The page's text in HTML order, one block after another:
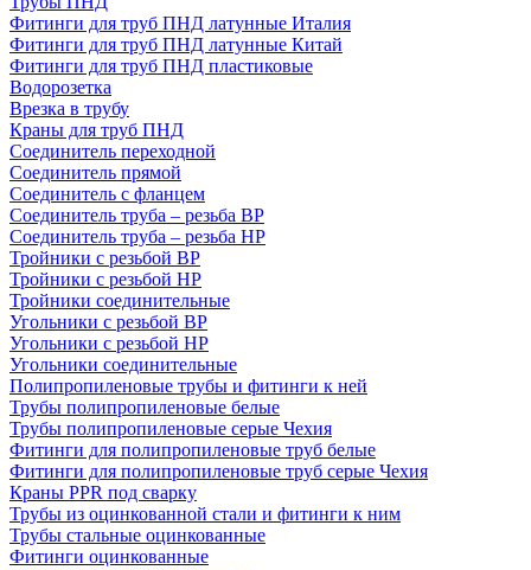
Фитинги для труб ПНД латунные Италия
Фитинги для труб ПНД латунные Китай
Фитинги для труб ПНД пластиковые
Водорозетка
Врезка в трубу
Краны для труб ПНД
Соединитель переходной
Соединитель прямой
Соединитель с фланцем
Соединитель труба – резьба ВР
Соединитель труба – резьба НР
Тройники с резьбой ВР
Тройники с резьбой НР
Тройники соединительные
Угольники с резьбой ВР
Угольники с резьбой НР
Угольники соединительные
Полипропиленовые трубы и фитинги к ней
Трубы полипропиленовые белые
Трубы полипропиленовые серые Чехия
Фитинги для полипропиленовые труб белые
Фитинги для полипропиленовые труб серые Чехия
Краны PPR под сварку
Трубы из оцинкованной стали и фитинги к ним
Трубы стальные оцинкованные
Фитинги оцинкованные